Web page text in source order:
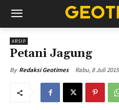
ARSIP
Petani Jagung
By Redaksi Geotimes Rabu, 8 Juli 2015